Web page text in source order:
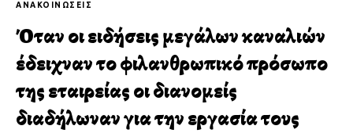
ΑΝΑΚΟΙΝΏΣΕΙΣ
Όταν οι ειδήσεις μεγάλων καναλιών
έδειχναν το φιλανθρωπικό πρόσωπο
της εταιρείας οι διανομείς
διαδήλωναν για την εργασία τους